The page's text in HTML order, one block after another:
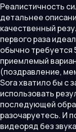
Реалистичность
детальнее
качественный
первого раза
обычно требуется
приемлемый
(поздравление,
Sora хватило бы с
использовать
последующей
разочаруетесь. И
видеоряд без